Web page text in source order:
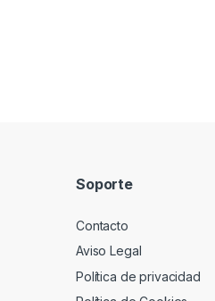
Soporte
Contacto
Aviso Legal
Política de privacidad